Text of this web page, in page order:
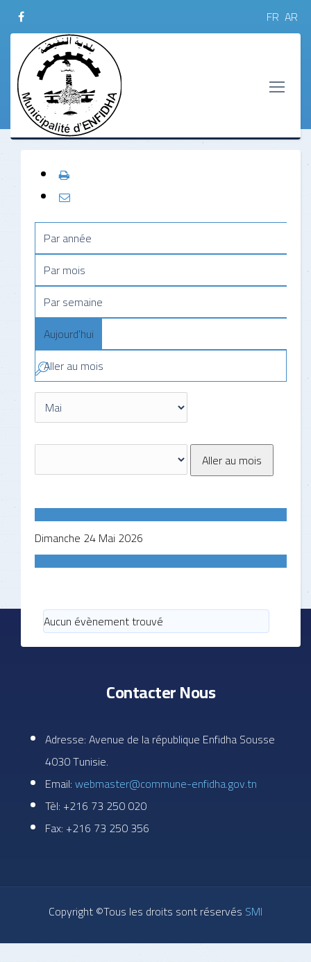
FR AR
Par année
Par mois
Par semaine
Aujourd'hui
Aller au mois
Aller au mois
Dimanche 24 Mai 2026
Aucun évènement trouvé
Contacter Nous
Adresse: Avenue de la république Enfidha Sousse
4030 Tunisie.
Email:webmaster@commune-enfidha.gov.tn
Tèl: +216 73 250 020
Fax: +216 73 250 356
Copyright ©Tous les droits sont réservés SMI